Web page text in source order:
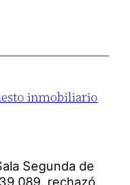
inmobiliario
Segunda de
rechazó